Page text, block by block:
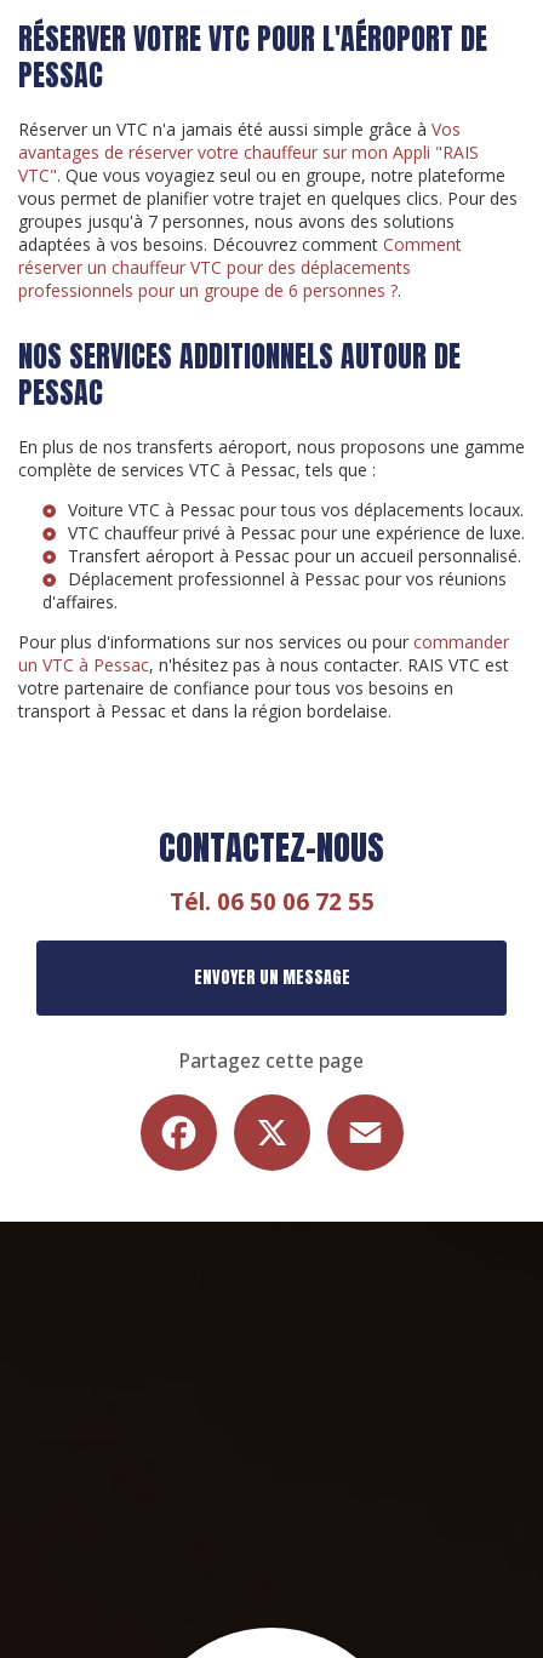
RÉSERVER VOTRE VTC POUR L'AÉROPORT DE
PESSAC
Réserver un VTC n'a jamais été aussi simple grâce à Vos
avantages de réserver votre chauffeur sur mon Appli "RAIS
VTC". Que vous voyagiez seul ou en groupe, notre plateforme
vous permet de planifier votre trajet en quelques clics. Pour des
groupes jusqu'à 7 personnes, nous avons des solutions
adaptées à vos besoins. Découvrez comment Comment
réserver un chauffeur VTC pour des déplacements
professionnels pour un groupe de 6 personnes ?.
NOS SERVICES ADDITIONNELS AUTOUR DE
PESSAC
En plus de nos transferts aéroport, nous proposons une gamme
complète de services VTC à Pessac, tels que :
Voiture VTC à Pessac pour tous vos déplacements locaux.
VTC chauffeur privé à Pessac pour une expérience de luxe.
Transfert aéroport à Pessac pour un accueil personnalisé.
Déplacement professionnel à Pessac pour vos réunions
d'affaires.
Pour plus d'informations sur nos services ou pour commander
un VTC à Pessac, n'hésitez pas à nous contacter. RAIS VTC est
votre partenaire de confiance pour tous vos besoins en
transport à Pessac et dans la région bordelaise.
CONTACTEZ-NOUS
Tél. 06 50 06 72 55
ENVOYER UN MESSAGE
Partagez cette page
Facebook